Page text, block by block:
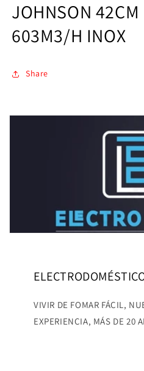
JOHNSON 42CM
603M3/H INOX
Share
VIVIR DE FOMAR FÁCIL,
EXPERIENCIA, MÁS DE 20